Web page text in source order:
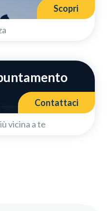
Scopri
Contattaci
vicina a te